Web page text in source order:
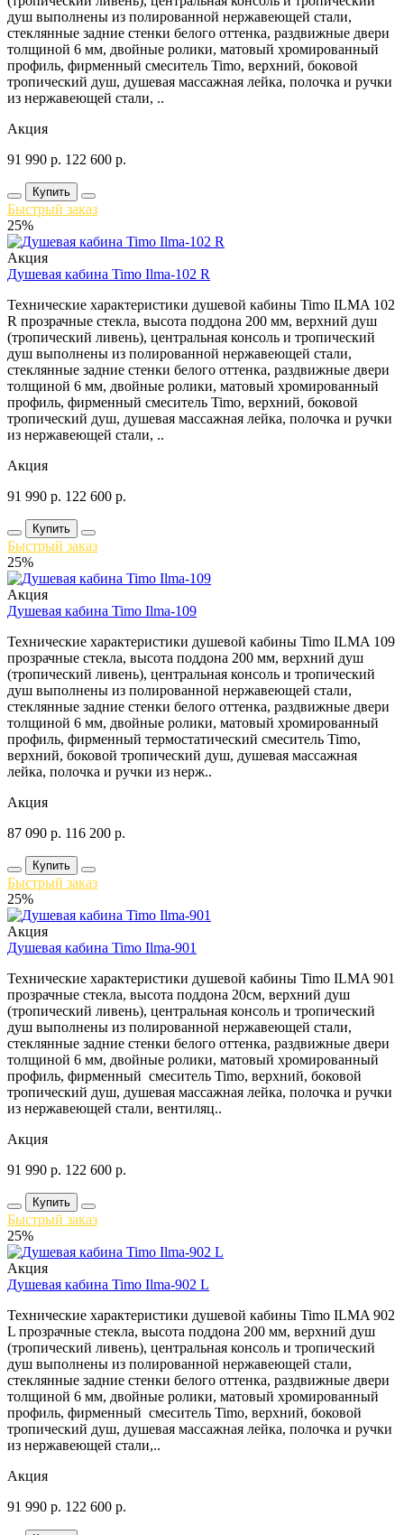
душ выполнены из полированной нержавеющей стали,
стеклянные задние стенки белого оттенка, раздвижные двери
толщиной 6 мм, двойные ролики, матовый хромированный
профиль, фирменный смеситель Timo, верхний, боковой
тропический душ, душевая массажная лейка, полочка и ручки
из нержавеющей стали, ..
Акция
91 990 р. 122 600 р.
Купить
Быстрый заказ
25%
Акция
Душевая кабина Timo Ilma-102 R
Технические характеристики душевой кабины Timo ILMA 102
R прозрачные стекла, высота поддона 200 мм, верхний душ
(тропический ливень), центральная консоль и тропический
душ выполнены из полированной нержавеющей стали,
стеклянные задние стенки белого оттенка, раздвижные двери
толщиной 6 мм, двойные ролики, матовый хромированный
профиль, фирменный смеситель Timo, верхний, боковой
тропический душ, душевая массажная лейка, полочка и ручки
из нержавеющей стали, ..
Акция
91 990 р. 122 600 р.
Купить
Быстрый заказ
25%
Акция
Душевая кабина Timo Ilma-109
Технические характеристики душевой кабины Timo ILMA 109
прозрачные стекла, высота поддона 200 мм, верхний душ
(тропический ливень), центральная консоль и тропический
душ выполнены из полированной нержавеющей стали,
стеклянные задние стенки белого оттенка, раздвижные двери
толщиной 6 мм, двойные ролики, матовый хромированный
профиль, фирменный термостатический смеситель Timo,
верхний, боковой тропический душ, душевая массажная
лейка, полочка и ручки из нерж..
Акция
87 090 р. 116 200 р.
Купить
Быстрый заказ
25%
Акция
Душевая кабина Timo Ilma-901
Технические характеристики душевой кабины Timo ILMA 901
прозрачные стекла, высота поддона 20см, верхний душ
(тропический ливень), центральная консоль и тропический
душ выполнены из полированной нержавеющей стали,
стеклянные задние стенки белого оттенка, раздвижные двери
толщиной 6 мм, двойные ролики, матовый хромированный
профиль, фирменный смеситель Timo, верхний, боковой
тропический душ, душевая массажная лейка, полочка и ручки
из нержавеющей стали, вентиляц..
Акция
91 990 р. 122 600 р.
Купить
Быстрый заказ
25%
Акция
Душевая кабина Timo Ilma-902 L
Технические характеристики душевой кабины Timo ILMA 902
L прозрачные стекла, высота поддона 200 мм, верхний душ
(тропический ливень), центральная консоль и тропический
душ выполнены из полированной нержавеющей стали,
стеклянные задние стенки белого оттенка, раздвижные двери
толщиной 6 мм, двойные ролики, матовый хромированный
профиль, фирменный смеситель Timo, верхний, боковой
тропический душ, душевая массажная лейка, полочка и ручки
из нержавеющей стали,..
Акция
91 990 р. 122 600 р.